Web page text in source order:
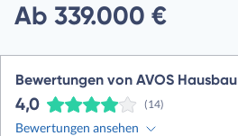
Ab 339.000 €
Bewertungen von AVOS Hausbau
4,0 (14)
Bewertungen ansehen